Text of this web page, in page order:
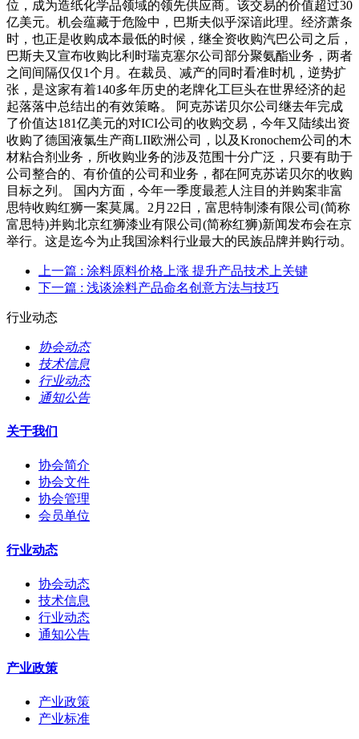
位，成为造纸化学品领域的领先供应商。该交易的价值超过30
亿美元。机会蕴藏于危险中，巴斯夫似乎深谙此理。经济萧条
时，也正是收购成本最低的时候，继全资收购汽巴公司之后，
巴斯夫又宣布收购比利时瑞克塞尔公司部分聚氨酯业务，两者
之间间隔仅仅1个月。在裁员、减产的同时看准时机，逆势扩
张，是这家有着140多年历史的老牌化工巨头在世界经济的起
起落落中总结出的有效策略。 阿克苏诺贝尔公司继去年完成
了价值达181亿美元的对ICI公司的收购交易，今年又陆续出资
收购了德国液氯生产商LII欧洲公司，以及Kronochem公司的木
材粘合剂业务，所收购业务的涉及范围十分广泛，只要有助于
公司整合的、有价值的公司和业务，都在阿克苏诺贝尔的收购
目标之列。 国内方面，今年一季度最惹人注目的并购案非富
思特收购红狮一案莫属。2月22日，富思特制漆有限公司(简称
富思特)并购北京红狮漆业有限公司(简称红狮)新闻发布会在京
举行。这是迄今为止我国涂料行业最大的民族品牌并购行动。
上一篇 : 涂料原料价格上涨 提升产品技术上关键
下一篇 : 浅谈涂料产品命名创意方法与技巧
行业动态
协会动态
技术信息
行业动态
通知公告
关于我们
协会简介
协会文件
协会管理
会员单位
行业动态
协会动态
技术信息
行业动态
通知公告
产业政策
产业政策
产业标准